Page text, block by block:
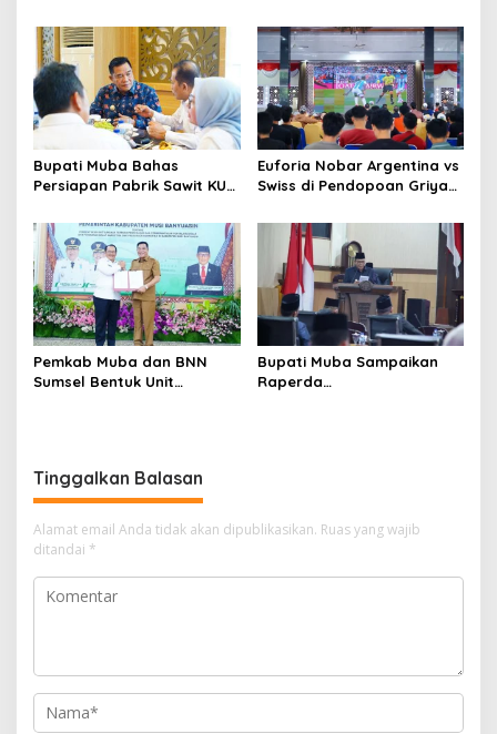
Bupati Muba Bahas
Persiapan Pabrik Sawit KUD
Euforia Nobar Argentina vs
Swiss di Pendopoan Griya
Warga Sekayu Antusias
Pemkab Muba dan BNN
Sumsel Bentuk Unit
Bupati Muba Sampaikan
Raperda
Tinggalkan Balasan
Alamat email Anda tidak akan dipublikasikan. Ruas yang wajib
ditandai *